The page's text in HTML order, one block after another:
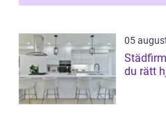
05
du rätt